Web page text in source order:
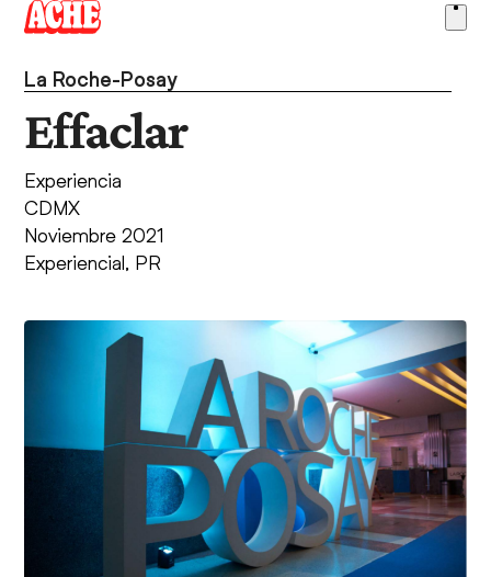
Skip
content
La Roche-Posay
Effaclar
Experiencia
CDMX
Noviembre 2021
Experiencial, PR